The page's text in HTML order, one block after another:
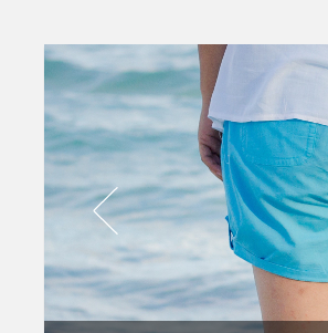
... und Familienberaterin